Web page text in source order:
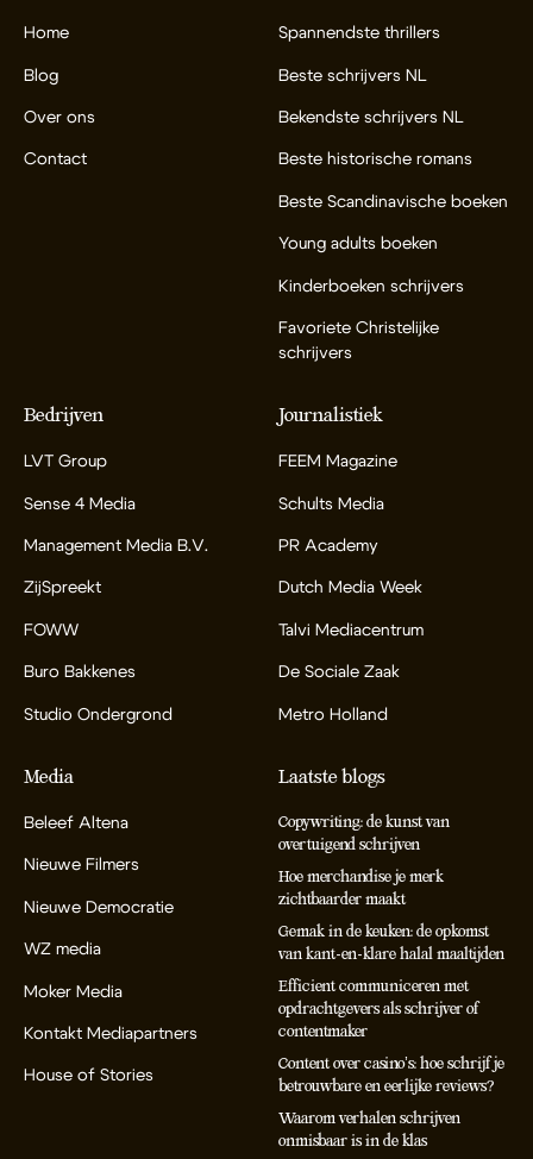
Home
Blog
Over ons
Contact
Spannendste thrillers
Beste schrijvers NL
Bekendste schrijvers NL
Beste historische romans
Beste Scandinavische boeken
Young adults boeken
Kinderboeken schrijvers
Favoriete Christelijke
schrijvers
Bedrijven
LVT Group
Sense 4 Media
Management Media B.V.
ZijSpreekt
FOWW
Buro Bakkenes
Studio Ondergrond
Journalistiek
FEEM Magazine
Schults Media
PR Academy
Dutch Media Week
Talvi Mediacentrum
De Sociale Zaak
Metro Holland
Media
Beleef Altena
Nieuwe Filmers
Nieuwe Democratie
WZ media
Moker Media
Kontakt Mediapartners
House of Stories
Laatste blogs
Copywriting: de kunst van
overtuigend schrijven
Hoe merchandise je merk
zichtbaarder maakt
Gemak in de keuken: de opkomst
van kant-en-klare halal maaltijden
Efficient communiceren met
opdrachtgevers als schrijver of
contentmaker
Content over casino’s: hoe schrijf je
betrouwbare en eerlijke reviews?
Waarom verhalen schrijven
onmisbaar is in de klas